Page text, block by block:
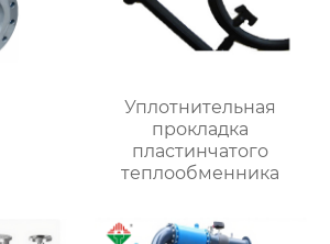
Уплотнительная
прокладка
пластинчатого
теплообменника